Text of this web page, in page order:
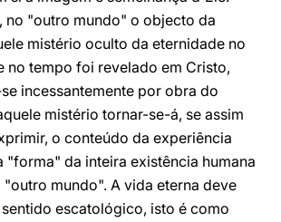
no "outro mundo" o objecto da
mistério oculto da eternidade no
no tempo foi revelado em Cristo,
incessantemente por obra do
mistério tornar-se-á, se assim
o conteúdo da experiência
"forma" da inteira existência humana
"outro mundo". A vida eterna deve
escatológico, isto é como